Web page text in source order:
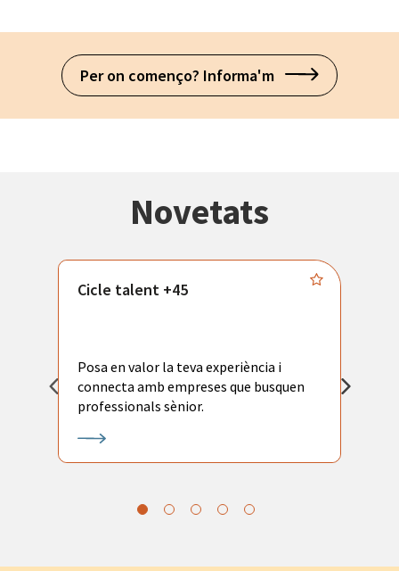
Per on començo? Informa'm
Novetats
Cicle talent +45
Posa en valor la teva experiència i
connecta amb empreses que busquen
professionals sènior.